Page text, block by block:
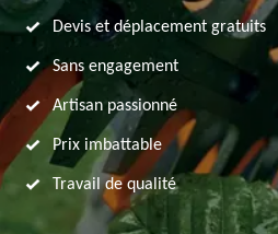
Devis et déplacement gratuits
Sans engagement
Artisan passionné
Prix imbattable
Travail de qualité